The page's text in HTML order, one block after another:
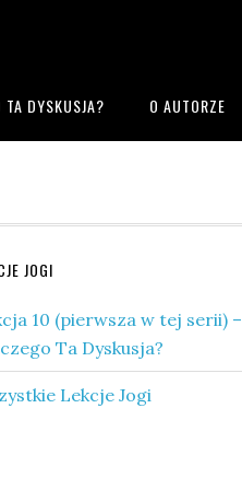
DYSKUSJA? O AUTORZE
JOGI
10 (pierwsza w tej serii) –
Ta Dyskusja?
Lekcje Jogi